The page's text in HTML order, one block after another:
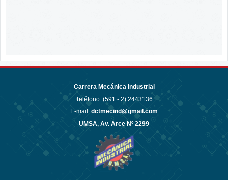
Carrera Mecánica Industrial
Teléfono: (591 - 2) 2443136
E-mail: dctmecind@gmail.com
UMSA, Av. Arce Nº 2299